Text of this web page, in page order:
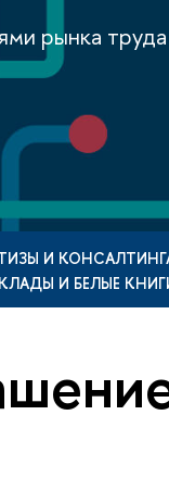
рынка труда
И
И БЕЛЫЕ